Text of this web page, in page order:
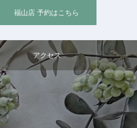
福山店 予約はこちら
アクセス